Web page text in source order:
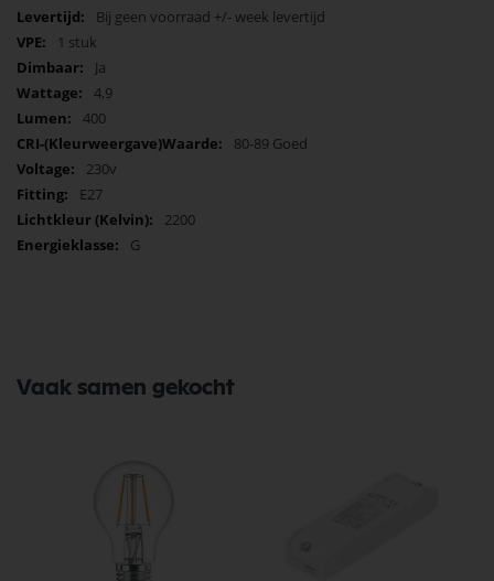
Deze lamp van het merk Nordlux wordt geleverd met 2 jaar garantie,
wat gemoedsrust biedt met een kwaliteitsproduct dat is ontworpen
om lang mee te gaan. Geef uw interieur een warme, sfeervolle
uitstraling en verlicht elke gelegenheid op eenvoudige en stijlvolle
wijze.Ervaar de magie van deze prachtige Nordlux LED lamp
vandaag nog!
informatie
Bij geen voorraad +/- week levertijd
1 stuk
Ja
4,9
400
80-89 Goed
230v
E27
2200
G
Vaak samen gekocht